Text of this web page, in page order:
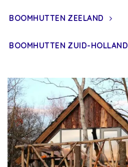
BOOMHUTTEN ZEELAND
BOOMHUTTEN ZUID-HOLLAND